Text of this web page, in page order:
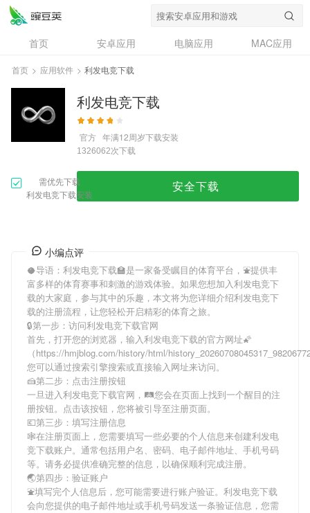
首页 安卓应用 电脑应用
MAC应用
资讯
专题
首页 > 应用软件 > 利发电竞下载
利发电竞下载
官方 年满12周岁下载安装
1326062次下载
需优先下载
利发电竞下载安装
安全下载
小编点评
🥥导语： 利发电竞下载🏫是一家备受瞩目的体育平台，⛲提供丰
富多样的体育赛事和刺激的游戏体验。如果您想加入利发电竞下
载的大家庭，参与其中的乐趣，本文将为您详细介绍利发电竞下
载的注册流程，让您轻松开启精彩的体育之旅。
🔒第一步：访问利发电竞下载官网
首先，打开您的浏览器，输入利发电竞下载的官方网址🌠
（https://hmjblog.com/history/html/
您可以通过搜索引擎搜索或直接输入网址来访问。
🍰第二步：点击注册按钮
一旦进入利发电竞下载官网，🛤您会在页面上找到一个醒目的注
册按钮。点击该按钮，您将被引导至注册页面。
💶第三步：填写注册信息
🕸在注册页面上，您需要填写一些必要的个人信息来创建利发电
竞下载账户。通常包括用户名、密码、电子邮件地址、手机号码
等。请务必提供准确完整的信息，以确保顺利完成注册。
🌏第四步：验证账户
⛲️填写完个人信息后，您可能需要进行账户验证。 利发电竞下载
会向您提供的电子邮件地址或手机号码发送一条验证信息，您需